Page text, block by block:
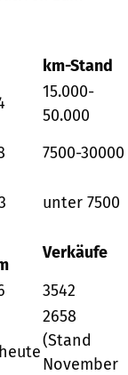
km-Stand
15.000-
50.000
7500-30000
unter 7500
Verkäufe
3542
2658
(Stand
November